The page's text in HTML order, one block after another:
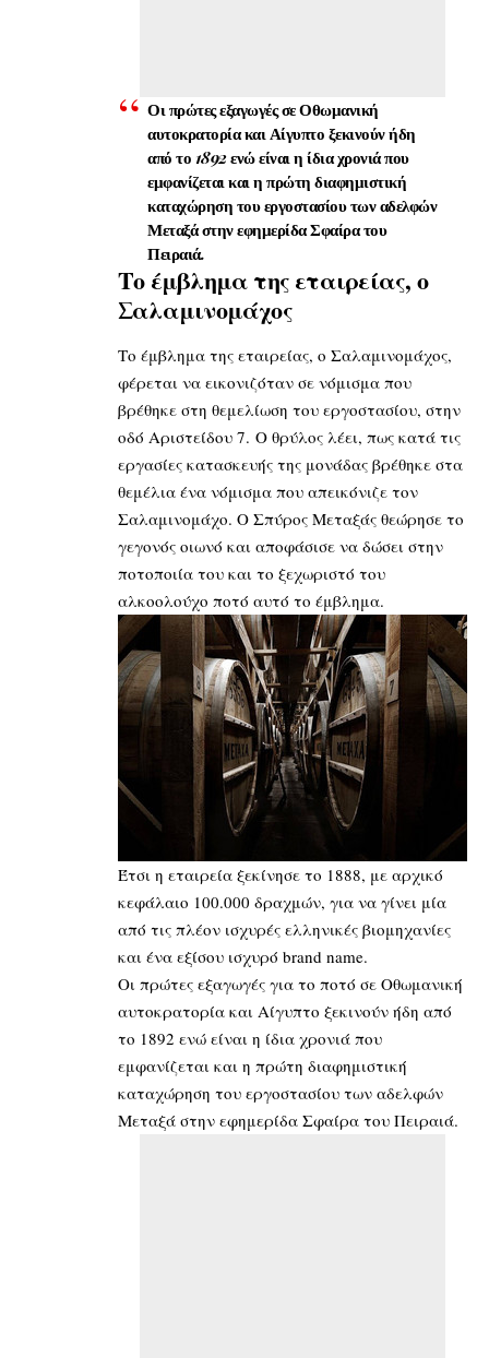
Οι πρώτες εξαγωγές σε Οθωμανική
αυτοκρατορία και Αίγυπτο ξεκινούν ήδη
από το 1892 ενώ είναι η ίδια χρονιά που
εμφανίζεται και η πρώτη διαφημιστική
καταχώρηση του εργοστασίου των αδελφών
Μεταξά στην εφημερίδα Σφαίρα του
Πειραιά.
Το έμβλημα της εταιρείας, ο
Σαλαμινομάχος
Το έμβλημα της εταιρείας, ο Σαλαμινομάχος,
φέρεται να εικονιζόταν σε νόμισμα που
βρέθηκε στη θεμελίωση του εργοστασίου, στην
οδό Αριστείδου 7. Ο θρύλος λέει, πως κατά τις
εργασίες κατασκευής της μονάδας βρέθηκε στα
θεμέλια ένα νόμισμα που απεικόνιζε τον
Σαλαμινομάχο. Ο Σπύρος Μεταξάς θεώρησε το
γεγονός οιωνό και αποφάσισε να δώσει στην
ποτοποιία του και το ξεχωριστό του
αλκοολούχο ποτό αυτό το έμβλημα.
Έτσι η εταιρεία ξεκίνησε το 1888, με αρχικό
κεφάλαιο 100.000 δραχμών, για να γίνει μία
από τις πλέον ισχυρές ελληνικές βιομηχανίες
και ένα εξίσου ισχυρό brand name.
Οι πρώτες εξαγωγές για το ποτό σε Οθωμανική
αυτοκρατορία και Αίγυπτο ξεκινούν ήδη από
το 1892 ενώ είναι η ίδια χρονιά που
εμφανίζεται και η πρώτη διαφημιστική
καταχώρηση του εργοστασίου των αδελφών
Μεταξά στην εφημερίδα Σφαίρα του Πειραιά.